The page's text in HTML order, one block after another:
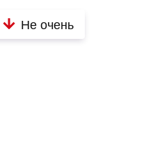
Не очень